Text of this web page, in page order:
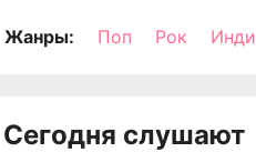
Жанры: Поп Рок Инди
Сегодня слушают